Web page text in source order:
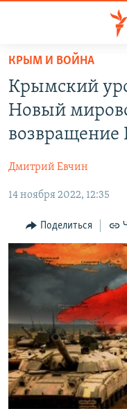
Вернуться
основному
содержанию
главной
навигации
Вернутся
поиску
СПЕЦПРОЕКТЫ
11 ЛЕТ ОККУПАЦИИ
ЕЩЕ
ИНТЕРАКТИВ
ИНФОГРАФИКА
ТЕЛЕПРОЕКТ
СОВЕТЫ
ПРОПАВШИЕ БЕЗ ВЕСТИ
ПОБЕДИТЕЛЕЙ НЕ
КРЫМ.НЕПОКОРЕННЫЙ
ELIFBE
УКРАИНСКАЯ
РАДІО СВОБОДА
КАК ОБОЙТИ
Українською
ПРИСОЕДИНЯЙТЕСЬ!
КРЫМ И ВОЙНА
Крымский
Новый
Дмитрий Евчин
14 ноября 2022, 12:35
Поделиться